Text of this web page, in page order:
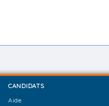
CANDIDATS
Aide